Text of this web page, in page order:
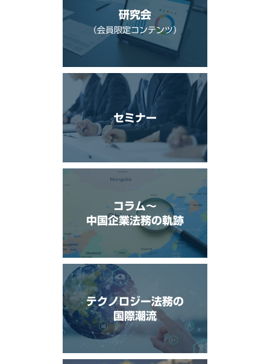
研究会
（会員限定コンテンツ）
セミナー
コラム〜
中国企業法務の軌跡
テクノロジー法務の
国際潮流